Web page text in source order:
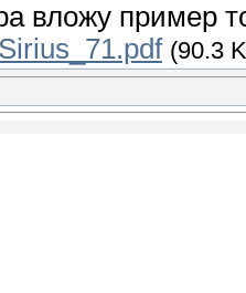
вложу пример
(90.3